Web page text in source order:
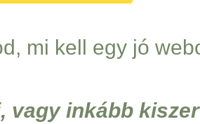
mi kell egy jó
vagy inkább